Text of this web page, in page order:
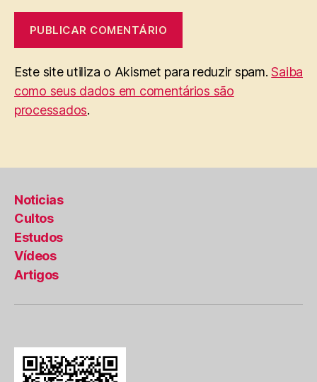
Este site utiliza o Akismet para reduzir spam.Saiba
como seus dados em comentários são
processados.
Noticias
Cultos
Estudos
Vídeos
Artigos